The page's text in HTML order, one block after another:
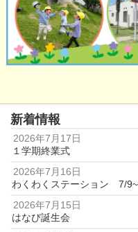
新着情報
2026年7月17日
１学期終業式
2026年7月16日
わくわくステーション 7/
2026年7月15日
はなび誕生会